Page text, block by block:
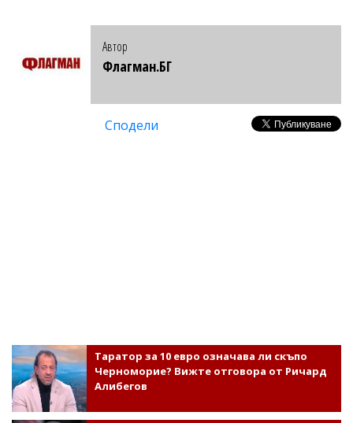
Автор
Флагман.БГ
Сподели
Таратор за 10 евро означава ли скъпо
Черноморие? Вижте отговора от Ричард
Алибегов